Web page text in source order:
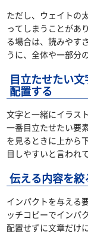
ただし、ウェイトの
ってしまうことがあ
る場合は、読みやす
うに、全体や一部分
目立たせたい
配置する
文字と一緒にイラス
一番目立たせたい要
を見るときに上から
目しやすいと言われ
伝える内容を絞
インパクトを与える
ッチコピーでインパ
配置せずに文章だけ